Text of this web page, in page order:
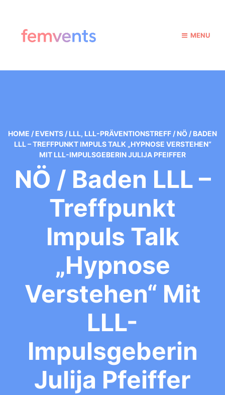
MENU
HOME / EVENTS / LLL, LLL-PRÄVENTIONSTREFF / NÖ / BADEN
LLL – TREFFPUNKT IMPULS TALK „HYPNOSE VERSTEHEN“
MIT LLL-IMPULSGEBERIN JULIJA PFEIFFER
NÖ / Baden LLL –
Treffpunkt
Impuls Talk
„Hypnose
Verstehen“ Mit
LLL-
Impulsgeberin
Julija Pfeiffer